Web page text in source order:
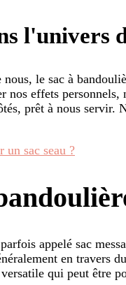
l'univers
nous, le sac à
nos effets personnels,
prêt à nous servir.
un sac seau ?
appelé sac
en travers
qui peut être